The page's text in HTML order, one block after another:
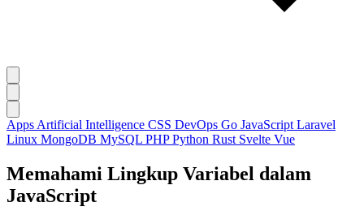
Apps Artificial Intelligence CSS DevOps Go JavaScript Laravel
Linux MongoDB MySQL PHPPython Rust Svelte Vue
Memahami Lingkup Variabel dalam
JavaScript